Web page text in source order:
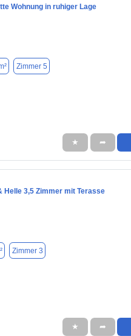
Wohnung in ruhiger Lage
Zimmer 5
★ ➦
Helle 3,5 Zimmer mit Terasse
Zimmer 3
★ ➦